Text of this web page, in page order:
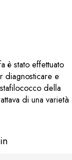
è stato effettuato
diagnosticare e
della
di una varietà
né ai
“anti-
più volte o